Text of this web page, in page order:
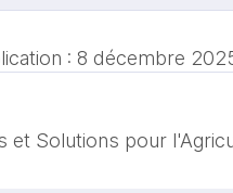
: 8 décembre
et Solutions pour